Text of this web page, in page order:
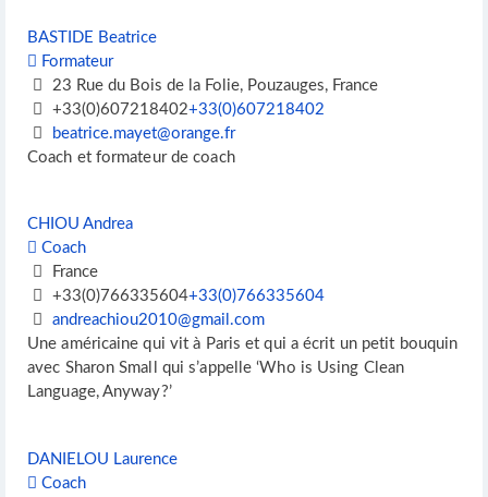
BASTIDE Beatrice
Formateur
23 Rue du Bois de la Folie, Pouzauges, France
+33(0)607218402+33(0)607218402
beatrice.mayet@orange.fr
Coach et formateur de coach
CHIOU Andrea
Coach
France
+33(0)766335604+33(0)766335604
andreachiou2010@gmail.com
Une américaine qui vit à Paris et qui a écrit un petit bouquin
avec Sharon Small qui s’appelle ‘Who is Using Clean
Language, Anyway?’
DANIELOU Laurence
Coach